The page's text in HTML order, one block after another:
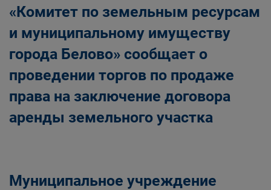
«Комитет по земельным ресурсам
и муниципальному имуществу
города Белово» сообщает о
проведении торгов по продаже
права на заключение договора
аренды земельного участка
Муниципальное учреждение